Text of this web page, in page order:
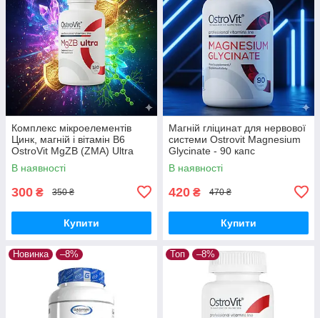
Комплекс мікроелементів
Цинк, магній і вітамін B6
OstroVit MgZB (ZMA) Ultra
120 табл
В наявності
300 ₴ 350 ₴
Купити
Магній гліцинат для нервової
системи Ostrovit Magnesium
Glycinate - 90 капс
В наявності
420 ₴ 470 ₴
Купити
Новинка –8% Топ –8%